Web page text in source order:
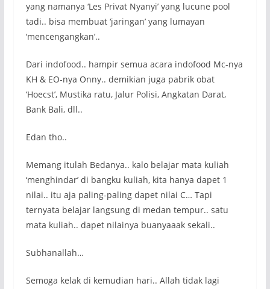
yang namanya ‘Les Privat Nyanyi’ yang lucune pool
tadi.. bisa membuat ‘jaringan’ yang lumayan
‘mencengangkan’..
Dari indofood.. hampir semua acara indofood Mc-nya
KH & EO-nya Onny.. demikian juga pabrik obat
‘Hoecst’, Mustika ratu, Jalur Polisi, Angkatan Darat,
Bank Bali, dll..
Edan tho..
Memang itulah Bedanya.. kalo belajar mata kuliah
‘menghindar’ di bangku kuliah, kita hanya dapet 1
nilai.. itu aja paling-paling dapet nilai C… Tapi
ternyata belajar langsung di medan tempur.. satu
mata kuliah.. dapet nilainya buanyaaak sekali..
Subhanallah…
Semoga kelak di kemudian hari.. Allah tidak lagi